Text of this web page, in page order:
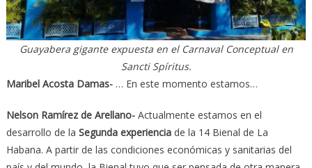
Guayabera gigante expuesta en el Carnaval Conceptual en
Sancti Spíritus.
Maribel Acosta Damas-… En este momento estamos…
Nelson Ramírez de Arellano-Actualmente estamos en el
desarrollo de la Segunda experienciade la 14 Bienal de La
Habana. A partir de las condiciones económicas y sanitarias del